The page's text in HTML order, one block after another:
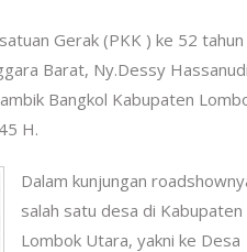
Gerak (PKK ) ke 52 tahun
Barat, Ny.Dessy
Bangkol Kabupaten
H.
Dalam kunjungan
salah satu desa di Kabupaten
Lombok Utara, yakni ke Desa